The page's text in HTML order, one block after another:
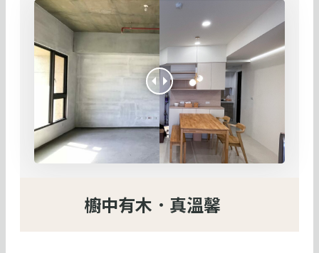
櫥中有木．真溫馨